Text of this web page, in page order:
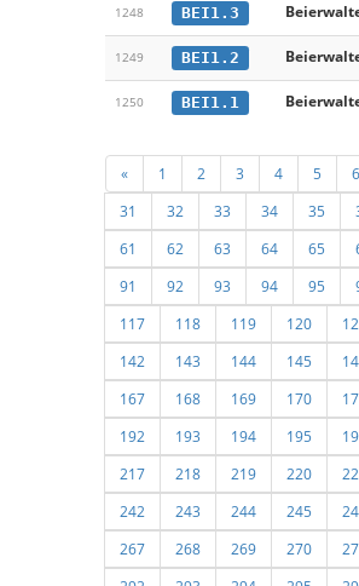
1248 BEI1.3
1249 BEI1.2
1250 BEI1.1
« 1 2 3 4 5 6
31
32 33 34 35
61
62 63 64 65
91
92 93 94 95
117
118 119 120
142
143 144 145
167
168 169 170
192
193 194 195
217
218 219 220
242
243 244 245
267
268 269 270